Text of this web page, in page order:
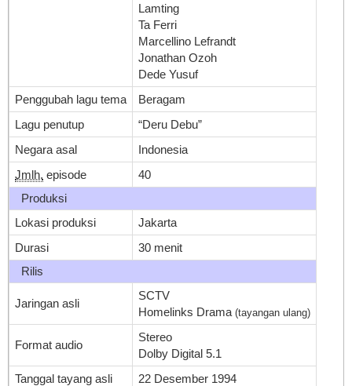
Lamting
Ta Ferri
Marcellino Lefrandt
Jonathan Ozoh
Dede Yusuf
Penggubah lagu tema
Beragam
Lagu penutup
“Deru Debu”
Negara asal
Indonesia
Jmlh. episode
40
Produksi
Lokasi produksi
Jakarta
Durasi
30 menit
Rilis
Jaringan asli
SCTV
Homelinks Drama (tayangan ulang)
Format audio
Stereo
Dolby Digital 5.1
Tanggal tayang asli
22 Desember 1994